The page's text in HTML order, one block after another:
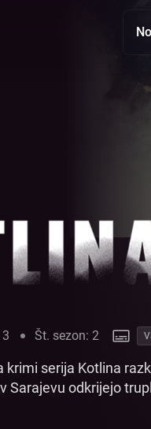
| VOYO
Št. sezon: 2
krimi serija Kotlina
Sarajevu odkrijejo
Zec začneta